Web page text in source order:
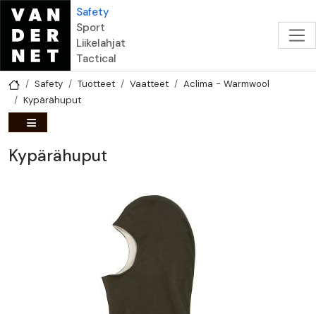
Hyppää pääsisältöön
Safety
Sport
Liikelahjat
Tactical
Safety Tuotteet Vaatteet
Aclima - Warmwool
Kypärähuput
Kypärähuput